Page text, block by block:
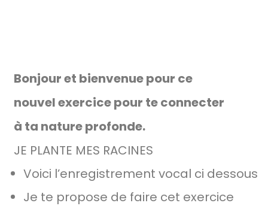
Bonjour et bienvenue pour ce
nouvel exercice pour te connecter
à ta nature profonde.
JE PLANTE MES RACINES
Voici l’enregistrement vocal ci dessous
Je te propose de faire cet exercice